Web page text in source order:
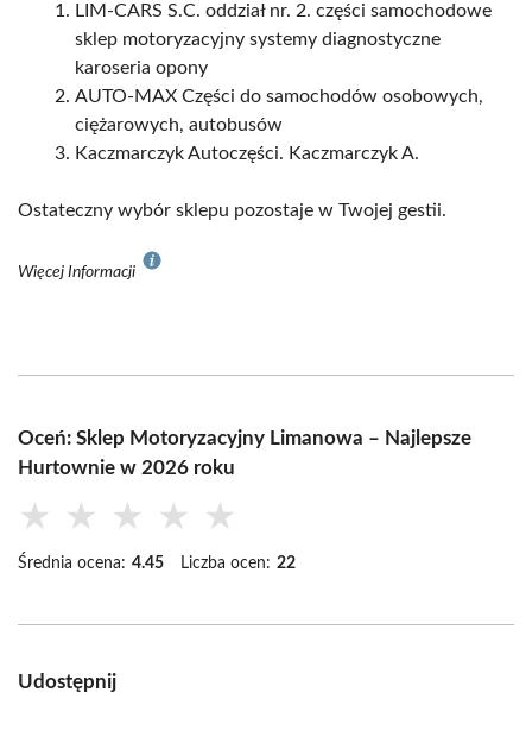
LIM-CARS S.C. oddział nr. 2. części samochodowe
sklep motoryzacyjny systemy diagnostyczne
karoseria opony
AUTO-MAX Części do samochodów osobowych,
ciężarowych, autobusów
Kaczmarczyk Autoczęści. Kaczmarczyk A.
Ostateczny wybór sklepu pozostaje w Twojej gestii.
Więcej Informacji
Oceń: Sklep Motoryzacyjny Limanowa – Najlepsze
Hurtownie w 2026 roku
★ ★ ★ ★ ★
Średnia ocena: 4.45 Liczba ocen: 22
Udostępnij